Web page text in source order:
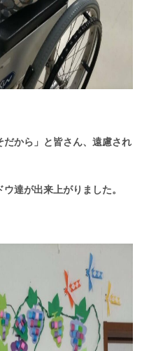
だから」と皆さん、遠慮され
達が出来上がりました。